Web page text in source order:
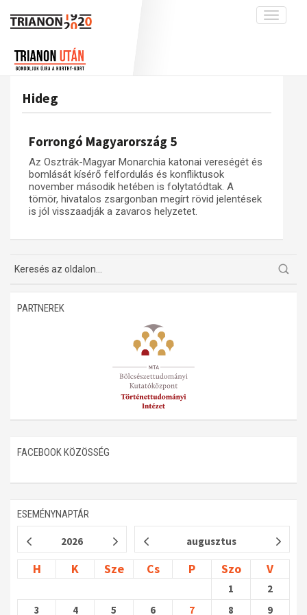
Toggle
A békerendszer megszilárdulása
Utókor és emlékezet
Galéria
Adatbázis
Emlékművek (feltöltés alatt)
Menekültek
Visszhang
Publikációk
Kapcsolat
Műhelymunkák
Hideg
Forrongó Magyarország 5
Az Osztrák-Magyar Monarchia katonai vereségét és
bomlását kísérő felfordulás és konfliktusok
november második hetében is folytatódtak. A
tömör, hivatalos zsargonban megírt rövid jelentések
is jól visszaadják a zavaros helyzetet.
PARTNEREK
FACEBOOK KÖZÖSSÉG
ESEMÉNYNAPTÁR
2026 augusztus
H K Sze Cs P Szo V
1
2
3
4 5 6 7 8 9